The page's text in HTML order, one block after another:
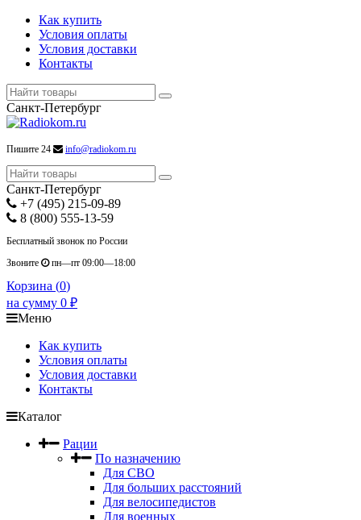
Как купить
Условия оплаты
Условия доставки
Контакты
Санкт-Петербург
Пишите 24 info@radiokom.ru
Санкт-Петербург
+7 (495) 215-09-89
8 (800) 555-13-59
Бесплатный звонок по России
Звоните
пн—пт 09:00—18:00
Корзина (0)
на сумму 0 ₽
Меню
Как купить
Условия оплаты
Условия доставки
Контакты
Каталог
Рации
По назначению
Для СВО
Для больших расстояний
Для велосипедистов
Для военных